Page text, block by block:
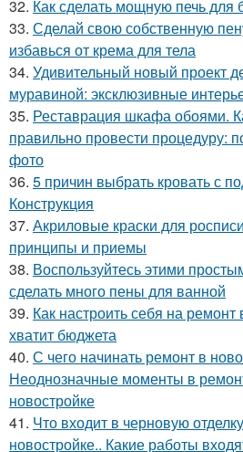
32. Как сделать мощную печь для
33. Сделай свою собственную
избавься от крема для тела
34. Удивительный новый проект
муравиной: эксклюзивные
35. Реставрация шкафа обоями.
правильно провести процедуру:
фото
36. 5 причин выбрать кровать с
Конструкция
37. Акриловые краски для
принципы и приемы
38. Воспользуйтесь этими
сделать много пены для ванной
39. Как настроить себя на
хватит бюджета
40. С чего начинать ремонт в
Неоднозначные моменты в
новостройке
41. Что входит в черновую
новостройке.. Какие работы